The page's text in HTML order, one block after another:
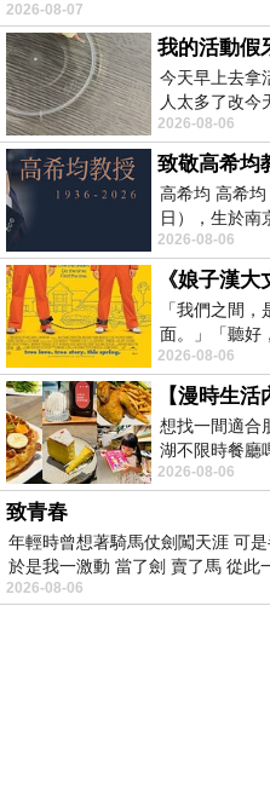
2026-08-07
我的活動假
今天早上去拿
人太多了改今
去西螺農會~
2026-08-06
致敬高希均
高希均 高希
日），生於南
赴美深造並取
2026-08-06
「我們之間
面。」「聽好
楚這種感覺，
2026-08-06
想找一間適合
湖不限時餐廳
內湖店，從捷
2026-08-06
致青春
年輕時曾想著騎馬仗劍闖天涯 可
於是我一激動 當了劍 賣了馬 從此
2026-08-06